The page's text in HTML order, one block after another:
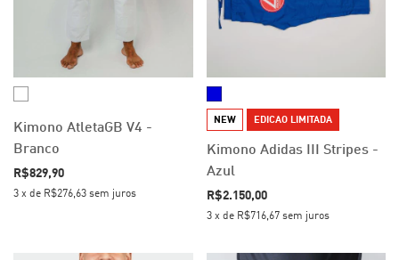
Kimono AtletaGB V4 -
Branco
R$829,90
3 x de R$276,63 sem juros
NEW EDICAO LIMITADA
Kimono Adidas III Stripes -
Azul
R$2.150,00
3 x de R$716,67 sem juros